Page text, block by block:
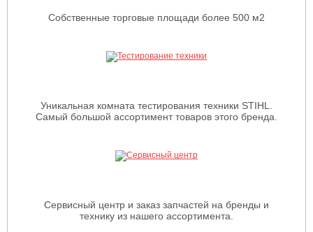
Собственные торговые площади более 500 м2
Уникальная комната тестирования техники STIHL.
Самый большой ассортимент товаров этого бренда.
Сервисный центр и заказ запчастей на бренды и
технику из нашего ассортимента.